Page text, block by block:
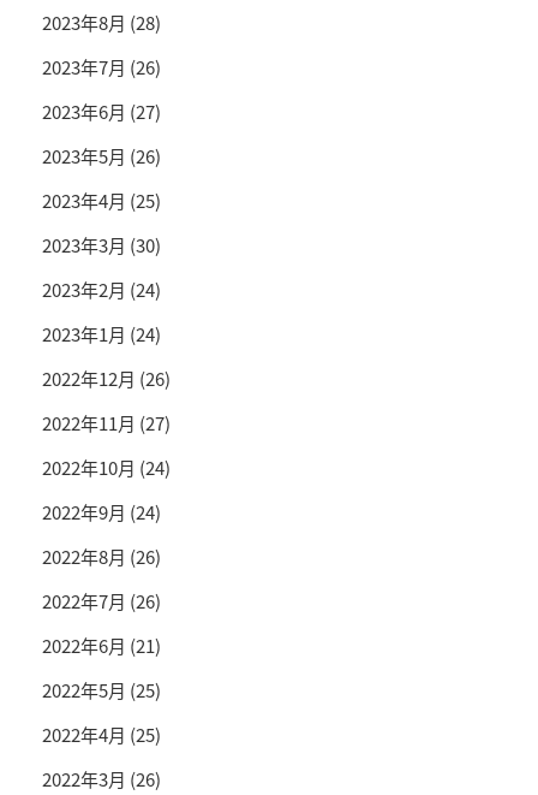
2023年8月 (28)
2023年7月 (26)
2023年6月 (27)
2023年5月 (26)
2023年4月 (25)
2023年3月 (30)
2023年2月 (24)
2023年1月 (24)
2022年12月 (26)
2022年11月 (27)
2022年10月 (24)
2022年9月 (24)
2022年8月 (26)
2022年7月 (26)
2022年6月 (21)
2022年5月 (25)
2022年4月 (25)
2022年3月 (26)